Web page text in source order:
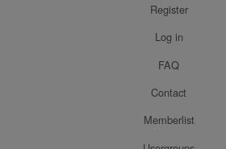
Register
Log in
FAQ
Contact
Memberlist